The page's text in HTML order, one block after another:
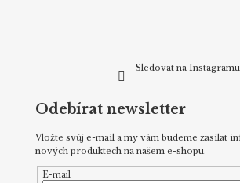
Sledovat na Instagramu
Odebírat newsletter
Vložte svůj e-mail a my vám budeme zasílat
nových produktech na našem e-shopu.
E-mail